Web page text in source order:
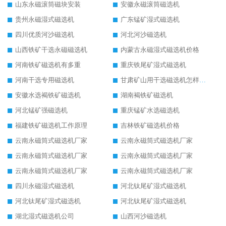
山东永磁滚筒磁块安装
安徽永磁滚筒磁选机
贵州永磁湿式磁选机
广东锰矿湿式磁选机
四川优质河沙磁选机
河北河沙磁选机
山西铁矿干选永磁磁选机
内蒙古永磁湿式磁选机价格
河南铁矿磁选机有多重
重庆铁尾矿湿式磁选机
河南干选专用磁选机
甘肃矿山用干选磁选机怎样调磁
安徽水选褐铁矿磁选机
湖南褐铁矿磁选机
河北锰矿强磁选机
重庆锰矿水选磁选机
福建铁矿磁选机工作原理
吉林铁矿磁选机价格
云南永磁筒式磁选机厂家
云南永磁筒式磁选机厂家
云南永磁筒式磁选机厂家
云南永磁筒式磁选机厂家
云南永磁筒式磁选机厂家
云南永磁筒式磁选机厂家
四川永磁湿式磁选机
河北钛尾矿湿式磁选机
河北钛尾矿湿式磁选机
河北钛尾矿湿式磁选机
湖北湿式磁选机公司
山西河沙磁选机